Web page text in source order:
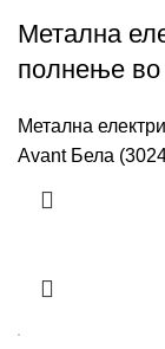
Метална
полнење во
Метална
Avant Бела